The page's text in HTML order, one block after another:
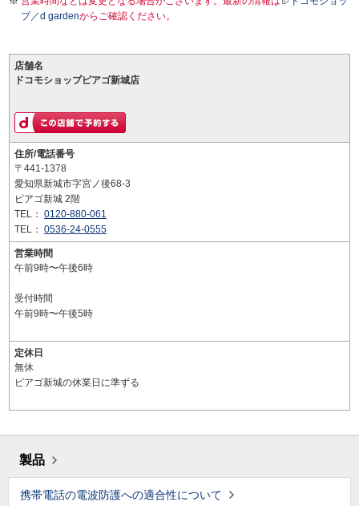
プ／d gardenからご確認ください。
店舗名
ドコモショップピアゴ新城店
住所/電話番号
〒441-1378
愛知県新城市字宮ノ後68-3
ピアゴ新城 2階
TEL： 0120-880-061
TEL： 0536-24-0555
営業時間
午前9時〜午後6時
受付時間
午前9時〜午後5時
定休日
無休
ピアゴ新城の休業日に準ずる
製品
携帯電話の電波防護への適合性について